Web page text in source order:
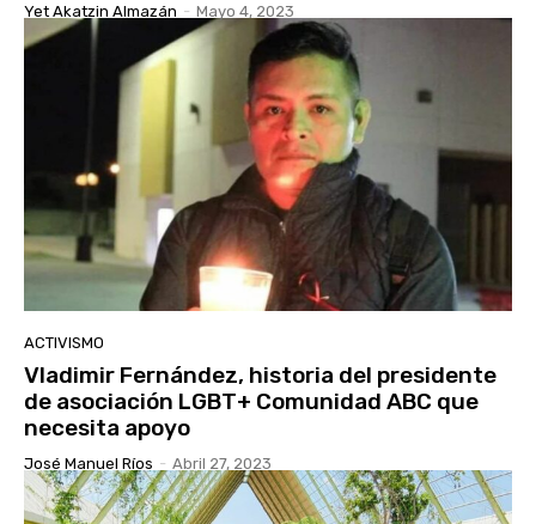
Yet Akatzin Almazán - Mayo 4, 2023
ACTIVISMO
Vladimir Fernández, historia del presidente
de asociación LGBT+ Comunidad ABC que
necesita apoyo
José Manuel Ríos - Abril 27, 2023